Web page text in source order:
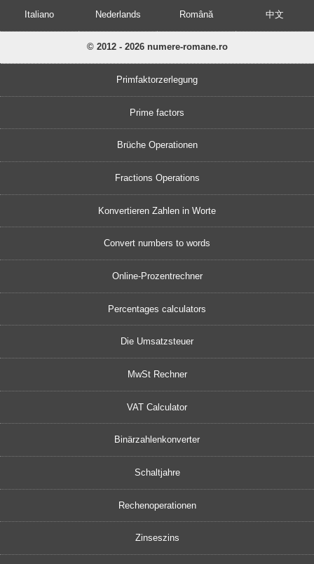
Italiano Nederlands Română 中文
© 2012 - 2026 numere-romane.ro
Primfaktorzerlegung
Prime factors
Brüche Operationen
Fractions Operations
Konvertieren Zahlen in Worte
Convert numbers to words
Online-Prozentrechner
Percentages calculators
Die Umsatzsteuer
MwSt Rechner
VAT Calculator
Binärzahlenkonverter
Schaltjahre
Rechenoperationen
Zinseszins